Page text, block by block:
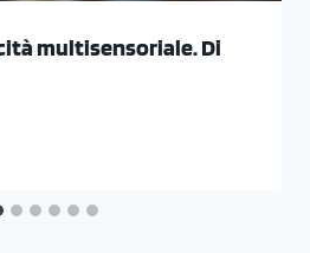
multisensoriale. Di